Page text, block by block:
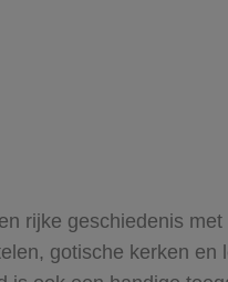
rijke geschiedenis
gotische kerken en